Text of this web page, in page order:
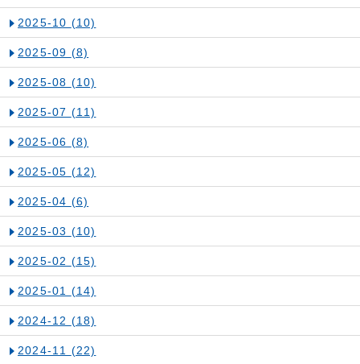
2025-10 (10)
2025-09 (8)
2025-08 (10)
2025-07 (11)
2025-06 (8)
2025-05 (12)
2025-04 (6)
2025-03 (10)
2025-02 (15)
2025-01 (14)
2024-12 (18)
2024-11 (22)